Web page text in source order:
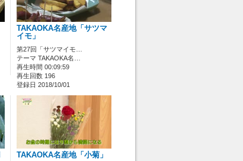
TAKAOKA名産地「サツマ
イモ」
第27回「サツマイモ…
テーマ TAKAOKA名…
再生時間 00:09:59
再生回数 196
登録日 2018/10/01
TAKAOKA名産地「小菊」